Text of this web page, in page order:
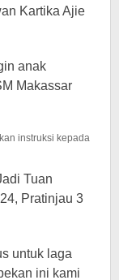
Kartika Ajie
anak
Makassar
instruksi kepada
Tuan
Pratinjau 3
untuk laga
ini kami